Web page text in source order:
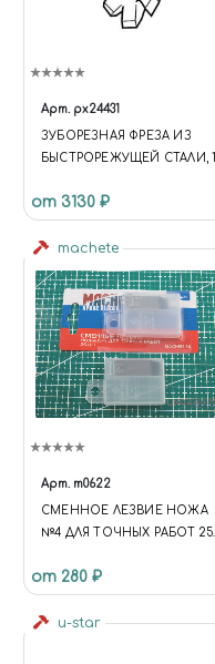
Арт. px24431
ЗУБОРЕЗНАЯ ФРЕЗА ИЗ
БЫСТРОРЕЖУЩЕЙ СТАЛИ, 1
от 3130 ₽
machete
Арт. m0622
СМЕННОЕ ЛЕЗВИЕ НОЖА
№4 ДЛЯ ТОЧНЫХ РАБОТ 25
от 280 ₽
u-star